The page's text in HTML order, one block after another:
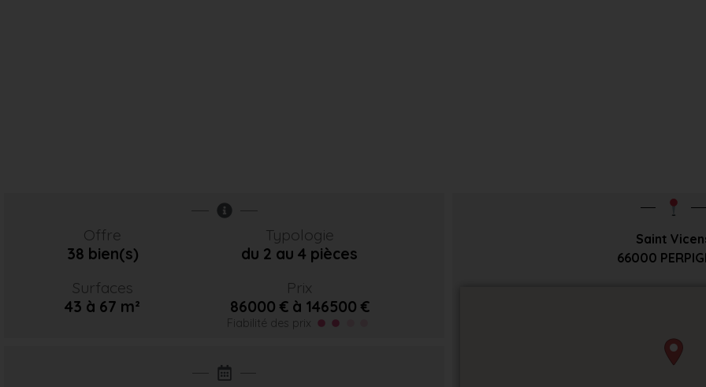
Offre
38 bien(s)
Typologie
du 2 au 4 pièces
Surfaces
43 à 67 m²
Prix
86000 € à 146500 €
Fiabilité des prix
Saint
66000